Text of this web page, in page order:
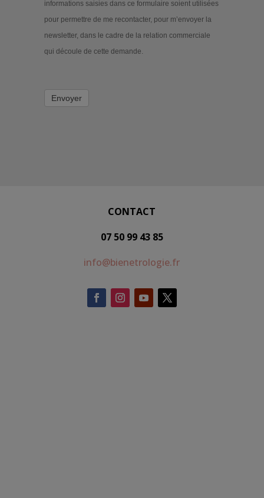
informations saisies dans ce formulaire soient utilisées
pour permettre de me recontacter, pour m’envoyer la
newsletter, dans le cadre de la relation commerciale
qui découle de cette demande.
Envoyer
CONTACT
07 50 99 43 85
info@bienetrologie.fr